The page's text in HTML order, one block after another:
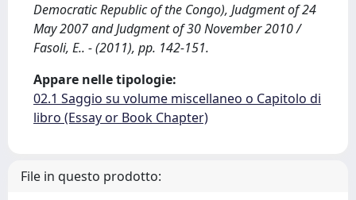
Democratic Republic of the Congo), Judgment of 24
May 2007 and Judgment of 30 November 2010 /
Fasoli, E.. - (2011), pp. 142-151.
Appare nelle tipologie:
02.1 Saggio su volume miscellaneo o Capitolo di
libro (Essay or Book Chapter)
File in questo prodotto: